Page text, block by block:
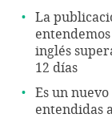
La
inglés
12 días
Es un
entendidas